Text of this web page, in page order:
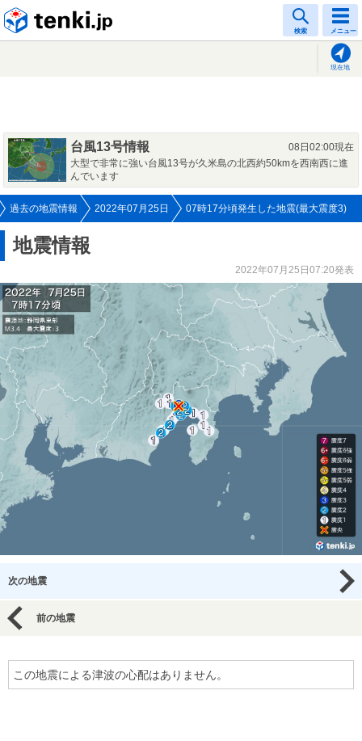
検索 メニュー
現在地
台風13号情報
08日02:00現在
大型で非常に強い台風13号が久米島の北西約50kmを西南西に進
んでいます
過去の地震情報 2022年07月25日 07時17分頃発生した地震(最大震度3)
地震情報
2022年07月25日07:20発表
次の地震
前の地震
この地震による津波の心配はありません。